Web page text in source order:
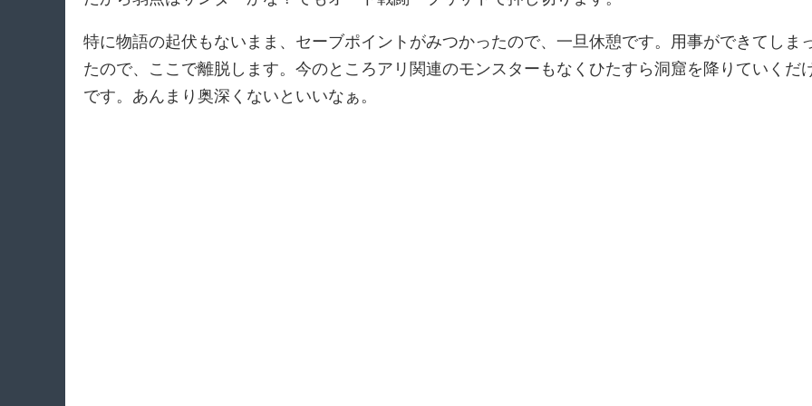
特に物語の起伏もないまま、セーブポイントがみつかったので、一旦休憩です。用事ができてしま
たので、ここで離脱します。今のところアリ関連のモンスターもなくひたすら洞窟を降りていくだ
です。あんまり奥深くないといいなぁ。